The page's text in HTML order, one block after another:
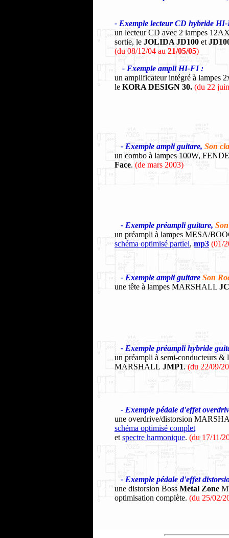
- Exemple lecteur CD hybride
un lecteur CD avec 2 lampes
sortie, le JOLIDA JD100 et
(du 08/12/04 au 21/05/05)
- Exemple ampliHI-FI :
un amplificateur intégré à lampes
le KORA DESIGN 30. (du 22
- Exemple ampliguitare, Son
un combo à lampes 100W,
Face. (de mars 2003)
- Exemple préampli guitare,
un préampli à lampes MESA/
schéma optimisé partiel, mp3 (01/
- Exemple ampli guitare Son
une tête à lampes MARSHALL
- Exemple préampli hybride
un préampli à semi-conducteurs &
MARSHALL JMP1. (du 22/09/
- Exemple pédale d'effet
une overdrive/distorsion
schéma optimisé complet
et spectre harmonique. (du 17/11/
- Exemple pédale d'effet
une distorsion Boss Metal Zone
optimisation complète. (du 25/02/